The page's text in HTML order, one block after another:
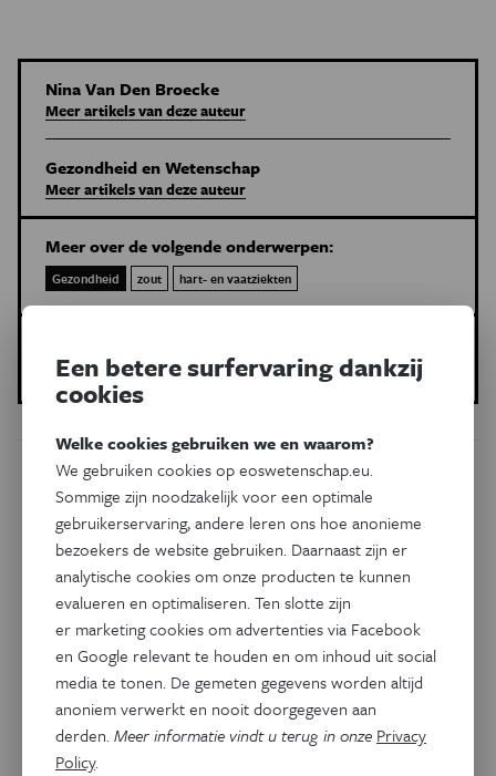
Nina Van Den Broecke
Meer artikels van deze auteur
Gezondheid en Wetenschap
Meer artikels van deze auteur
Meer over de volgende onderwerpen:
Gezondheid zout hart- en vaatziekten
14 augustus 2018
Dit artikel delen op:
Facebook Twitter Linkedin
Gerelateerde artikels
Een betere surfervaring dankzij
cookies
Welke cookies gebruiken we en waarom?
We gebruiken cookies op eoswetenschap.eu.
Sommige zijn noodzakelijk voor een optimale
gebruikerservaring, andere leren ons hoe anonieme
bezoekers de website gebruiken. Daarnaast zijn er
analytische cookies om onze producten te kunnen
evalueren en optimaliseren. Ten slotte zijn
er marketing cookies om advertenties via Facebook
en Google relevant te houden en om inhoud uit social
media te tonen. De gemeten gegevens worden altijd
anoniem verwerkt en nooit doorgegeven aan
derden.Meer informatie vindt u terug in onze Privacy
Policy.